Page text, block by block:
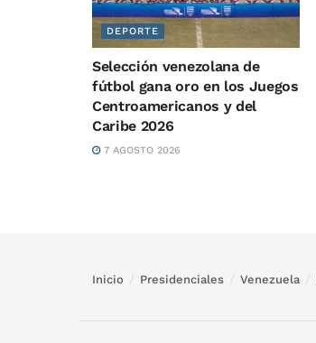
DEPORTE
Selección venezolana de
fútbol gana oro en los Juegos
Centroamericanos y del
Caribe 2026
7 AGOSTO 2026
Inicio Presidenciales Venezuela